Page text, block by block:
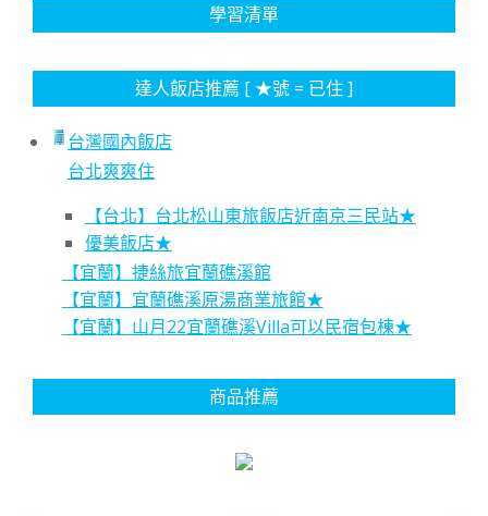
學習清單
達人飯店推薦 [ ★號 = 已住 ]
台灣國內飯店
台北爽爽住
【台北】台北松山東旅飯店近南京三民站★
優美飯店★
【宜蘭】捷絲旅宜蘭礁溪館
【宜蘭】宜蘭礁溪原湯商業旅館★
【宜蘭】山月22宜蘭礁溪Villa可以民宿包棟★
商品推薦